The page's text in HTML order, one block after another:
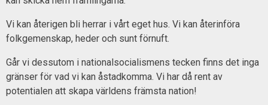
Vi kan återigen bli herrar i vårt eget hus. Vi kan återinföra
folkgemenskap, heder och sunt förnuft.
Går vi dessutom i nationalsocialismens tecken finns det inga
gränser för vad vi kan åstadkomma. Vi har då rent av
potentialen att skapa världens främsta nation!